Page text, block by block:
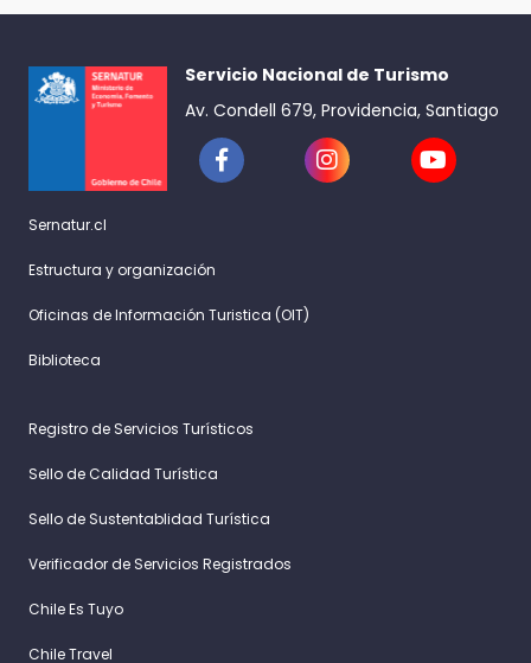
Servicio Nacional de Turismo
Av. Condell 679, Providencia, Santiago
Sernatur.cl
Estructura y organización
Oficinas de Información Turistica (OIT)
Biblioteca
Registro de Servicios Turísticos
Sello de Calidad Turística
Sello de Sustentablidad Turística
Verificador de Servicios Registrados
Chile Es Tuyo
Chile Travel